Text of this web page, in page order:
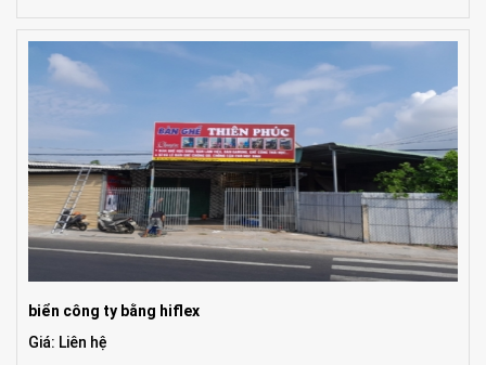
biển công ty bằng hiflex
Giá: Liên hệ